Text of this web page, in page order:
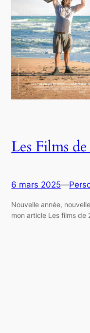
Les Films
6 mars 2025—
Nouvelle année,
mon article Les films de